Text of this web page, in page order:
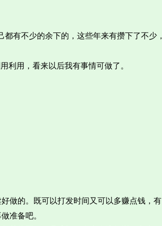
有不少的余下的，这些年来有攒下了不少，
利用，看来以后我有事情可做了。
做的。既可以打发时间又可以多赚点钱，有
准备吧。